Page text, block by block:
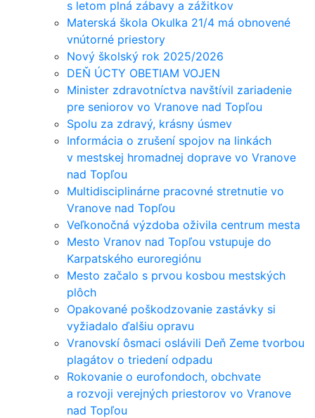
s letom plná zábavy a zážitkov
Materská škola Okulka 21/4 má obnovené
vnútorné priestory
Nový školský rok 2025/2026
DEŇ ÚCTY OBETIAM VOJEN
Minister zdravotníctva navštívil zariadenie
pre seniorov vo Vranove nad Topľou
Spolu za zdravý, krásny úsmev
Informácia o zrušení spojov na linkách
v mestskej hromadnej doprave vo Vranove
nad Topľou
Multidisciplinárne pracovné stretnutie vo
Vranove nad Topľou
Veľkonočná výzdoba oživila centrum mesta
Mesto Vranov nad Topľou vstupuje do
Karpatského euroregiónu
Mesto začalo s prvou kosbou mestských
plôch
Opakované poškodzovanie zastávky si
vyžiadalo ďalšiu opravu
Vranovskí ôsmaci oslávili Deň Zeme tvorbou
plagátov o triedení odpadu
Rokovanie o eurofondoch, obchvate
a rozvoji verejných priestorov vo Vranove
nad Topľou